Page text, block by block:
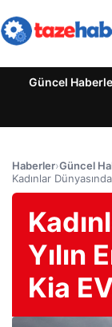
Güncel
Haberler›Güncel
Kadınlar
Yılın
Kia